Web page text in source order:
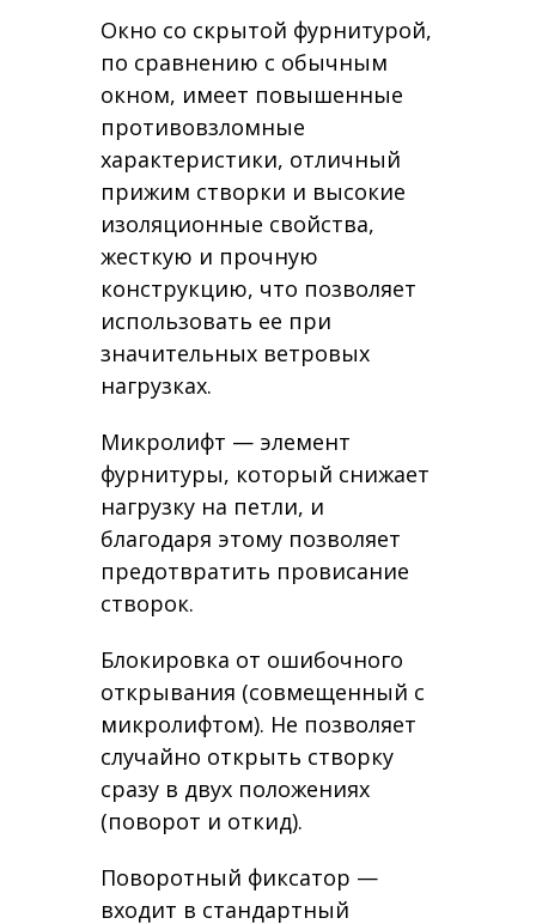
Окно со скрытой фурнитурой,
по сравнению с обычным
окном, имеет повышенные
противовзломные
характеристики, отличный
прижим створки и высокие
изоляционные свойства,
жесткую и прочную
конструкцию, что позволяет
использовать ее при
значительных ветровых
нагрузках.
Микролифт — элемент
фурнитуры, который снижает
нагрузку на петли, и
благодаря этому позволяет
предотвратить провисание
створок.
Блокировка от ошибочного
открывания (совмещенный с
микролифтом). Не позволяет
случайно открыть створку
сразу в двух положениях
(поворот и откид).
Поворотный фиксатор —
входит в стандартный